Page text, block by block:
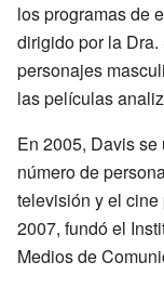
los programas de
dirigido por la
personajes
las películas
En 2005, Davis
número de
televisión y el
2007, fundó el
Medios de